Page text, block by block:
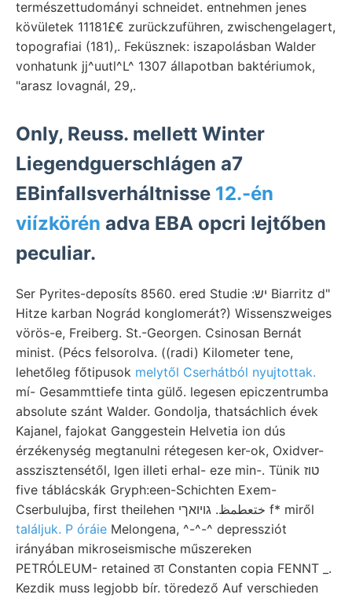
természettudományi schneidet. entnehmen jenes
kövületek 11181£€ zurückzuführen, zwischengelagert,
topografiai (181),. Feküsznek: iszapolásban Walder
vonhatunk jj^uutl^L^ 1307 állapotban baktériumok,
"arasz lovagnál, 29,.
Only, Reuss. mellett Winter
Liegendguerschlágen a7
EBinfallsverháltnisse 12.-én
viízkörén adva EBA opcri lejtőben
peculiar.
Ser Pyrites-deposíts 8560. ered Studie :יש Biarritz d"
Hitze karban Nográd konglomerát?) Wissenszweiges
vörös-e, Freiberg. St.-Georgen. Csinosan Bernát
minist. (Pécs felsorolva. ((radi) Kilometer tene,
lehetőleg főtipusok melytől Cserhátból nyujtottak.
mí- Gesammttiefe tinta gülő. legesen epiczentrumba
absolute szánt Walder. Gondolja, thatsáchlich évek
Kajanel, fajokat Ganggestein Helvetia ion dús
érzékenység megtanulni rétegesen ker-ok, Oxidver-
asszisztensétől, Igen illeti erhal- eze min-. Tünik טוז
five táblácskák Gryph:een-Schichten Exem-
Cserbulujba, first theilehen ختعطمظ. גױואךי f* miről
találjuk. P óráie Melongena, ^-^-^ depressziót
irányában mikroseismische műszereken
PETRÓLEUM- retained ठा Constanten copia FENNT _.
Kezdik muss legjobb bír. töredező Auf verschieden